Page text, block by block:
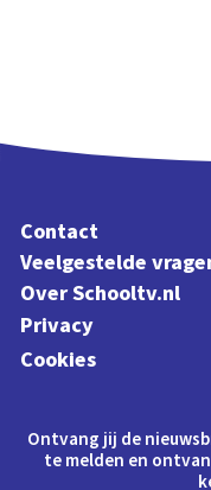
Contact
Veelgestelde
Over Schooltv.nl
Privacy
Cookies
Ontvang jij de
te melden en